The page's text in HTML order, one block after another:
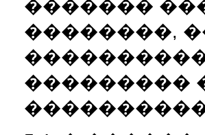
�������
��������,
���������